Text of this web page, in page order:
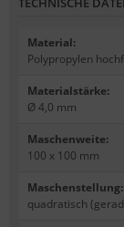
Material:
Polypropylen
Materialstärke:
Ø 4,0 mm
Maschenweite:
100 x 100 mm
Maschenstellung:
quadratisch